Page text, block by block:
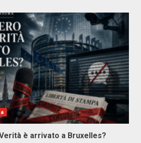
è arrivato a Bruxelles?